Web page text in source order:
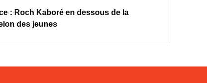
: Roch Kaboré en dessous de la
des jeunes